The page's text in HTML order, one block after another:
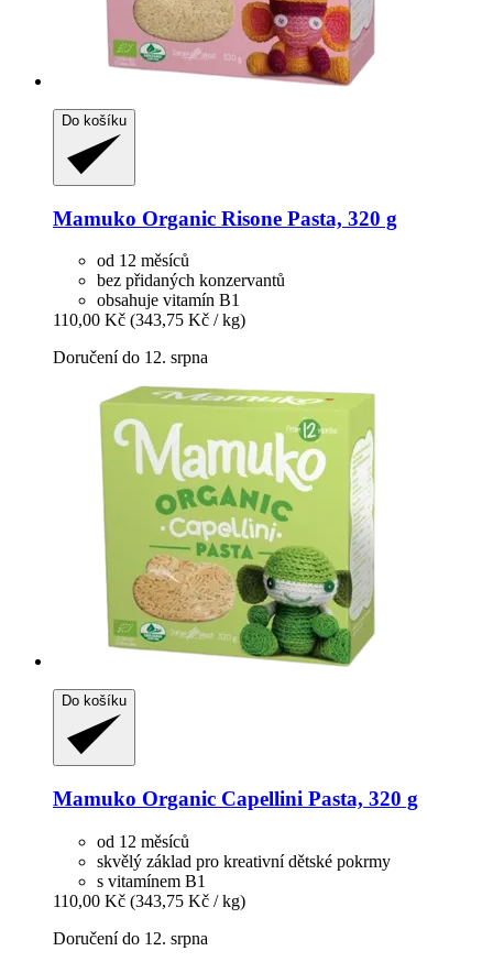
Do košíku
Mamuko Organic Risone Pasta, 320 g
od 12 měsíců
bez přidaných konzervantů
obsahuje vitamín B1
110,00 Kč (343,75 Kč / kg)
Doručení do 12. srpna
Do košíku
Mamuko Organic Capellini Pasta, 320 g
od 12 měsíců
skvělý základ pro kreativní dětské pokrmy
s vitamínem B1
110,00 Kč (343,75 Kč / kg)
Doručení do 12. srpna